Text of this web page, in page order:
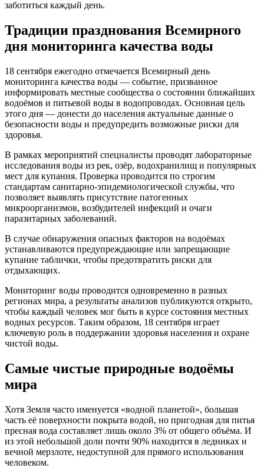
заботиться каждый день.
Традиции празднования Всемирного
дня мониторинга качества воды
18 сентября ежегодно отмечается Всемирный день
мониторинга качества воды — событие, призванное
информировать местные сообщества о состоянии ближайших
водоёмов и питьевой воды в водопроводах. Основная цель
этого дня — донести до населения актуальные данные о
безопасности воды и предупредить возможные риски для
здоровья.
В рамках мероприятий специалисты проводят лабораторные
исследования воды из рек, озёр, водохранилищ и популярных
мест для купания. Проверка проводится по строгим
стандартам санитарно-эпидемиологической службы, что
позволяет выявлять присутствие патогенных
микроорганизмов, возбудителей инфекций и очаги
паразитарных заболеваний.
В случае обнаружения опасных факторов на водоёмах
устанавливаются предупреждающие или запрещающие
купание таблички, чтобы предотвратить риски для
отдыхающих.
Мониторинг воды проводится одновременно в разных
регионах мира, а результаты анализов публикуются открыто,
чтобы каждый человек мог быть в курсе состояния местных
водных ресурсов. Таким образом, 18 сентября играет
ключевую роль в поддержании здоровья населения и охране
чистой воды.
Самые чистые природные водоёмы
мира
Хотя Земля часто именуется «водной планетой», большая
часть её поверхности покрыта водой, но пригодная для питья
пресная вода составляет лишь около 3% от общего объёма. И
из этой небольшой доли почти 90% находится в ледниках и
вечной мерзлоте, недоступной для прямого использования
человеком.